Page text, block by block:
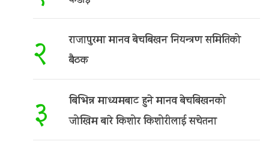
२ राजापुरमा मानव बेचबिखन नियन्त्रण समितिको
बैठक
३ बिभिन्न माध्यमबाट हुने मानव बेचबिखनको
जोखिम बारे किशोर किशोरीलाई सचेतना